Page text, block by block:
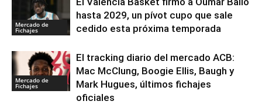
Mercado de
Fichajes
hasta 2029, un pívot cupo que sale
cedido esta próxima temporada
Mercado de
Fichajes
El tracking diario del mercado ACB:
Mac McClung, Boogie Ellis, Baugh y
Mark Hugues, últimos fichajes
oficiales